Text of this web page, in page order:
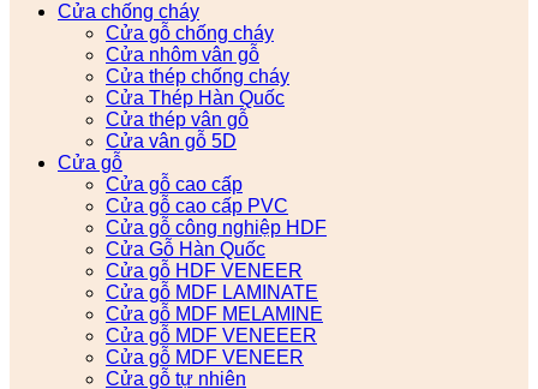
Cửa chống cháy
Cửa gỗ chống cháy
Cửa nhôm vân gỗ
Cửa thép chống cháy
Cửa Thép Hàn Quốc
Cửa thép vân gỗ
Cửa vân gỗ 5D
Cửa gỗ
Cửa gỗ cao cấp
Cửa gỗ cao cấp PVC
Cửa gỗ công nghiệp HDF
Cửa Gỗ Hàn Quốc
Cửa gỗ HDF VENEER
Cửa gỗ MDF LAMINATE
Cửa gỗ MDF MELAMINE
Cửa gỗ MDF VENEEER
Cửa gỗ MDF VENEER
Cửa gỗ tự nhiên